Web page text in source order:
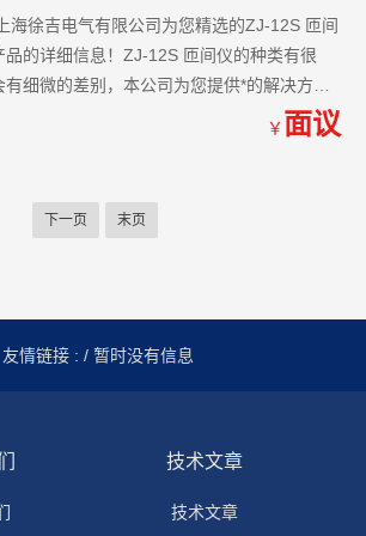
海徐吉电气有限公司为您精选的ZJ-12S 匝间
的详细信息！ZJ-12S 匝间仪的种类有很
细微的差别，本公司为您提供*的解决方
￥ 面议
下一页 末页
友情链接 : / 暂时没有信息
技术文章
技术文章